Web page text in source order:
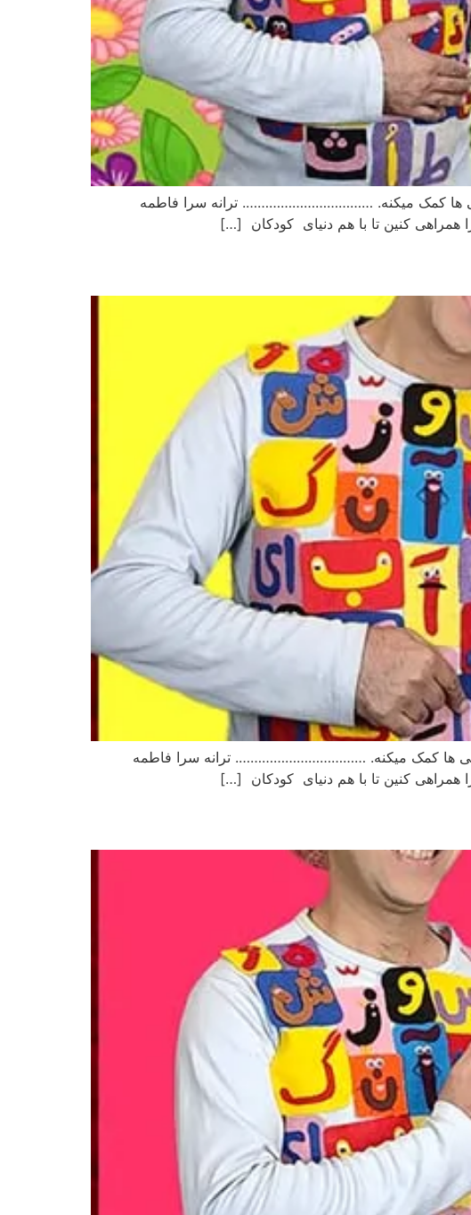
ها کمک میکنه. ……………………………. ترانه سرا فاطمه
همراهی کنین تا با هم دنیای کودکان […]
ها کمک میکنه. ……………………………. ترانه سرا فاطمه
همراهی کنین تا با هم دنیای کودکان […]